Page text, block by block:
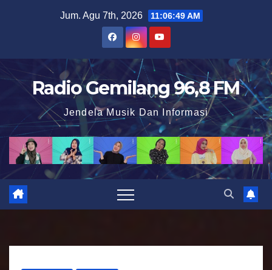
t
o
n
Jum. Agu 7th, 2026 11:06:50 AM
Radio Gemilang 96,8 FM
Jendela Musik Dan Informasi